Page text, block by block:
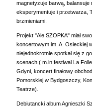
magnetyzuje barwą,
eksperymentuje i przetwarza,
brzmieniami.
Projekt "Ale SZOPKA" miał
koncertowym im. A. Osieckiej
niejednokrotnie spotkał się z
scenach ( m.in.festiwal La
Gdyni, koncert finałowy
Pomorskiej w Bydgoszczy,
Teatrze).
Debiutancki album Agnieszki